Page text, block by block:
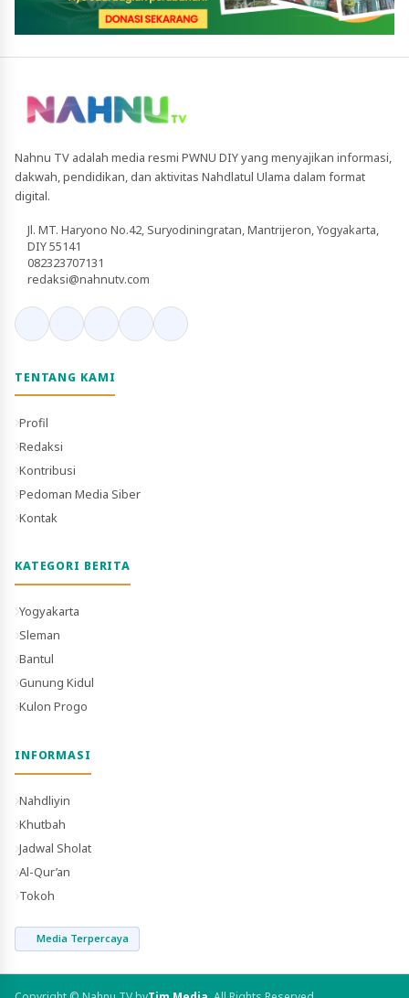
Nahnu TV adalah media resmi PWNU DIY yang menyajikan informasi,
dakwah, pendidikan, dan aktivitas Nahdlatul Ulama dalam format
digital.
Jl. MT. Haryono No.42, Suryodiningratan, Mantrijeron, Yogyakarta,
DIY 55141
082323707131
redaksi@nahnutv.com
TENTANG KAMI
Profil
Redaksi
Kontribusi
Pedoman Media Siber
Kontak
KATEGORI BERITA
Yogyakarta
Sleman
Bantul
Gunung Kidul
Kulon Progo
INFORMASI
Nahdliyin
Khutbah
Jadwal Sholat
Al-Qur’an
Tokoh
Media Terpercaya